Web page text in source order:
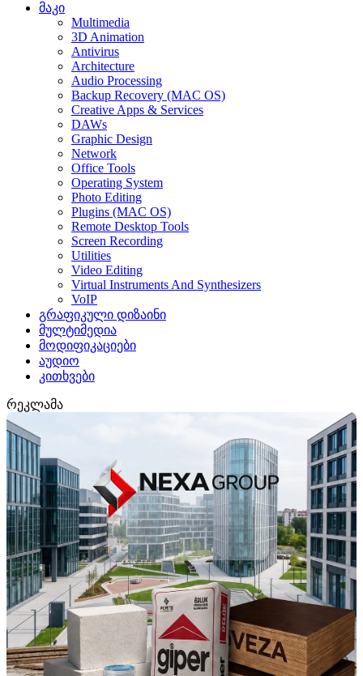
მაკი
Multimedia
3D Animation
Antivirus
Architecture
Audio Processing
Backup Recovery (MAC OS)
Creative Apps & Services
DAWs
Graphic Design
Network
Office Tools
Operating System
Photo Editing
Plugins (MAC OS)
Remote Desktop Tools
Screen Recording
Utilities
Video Editing
Virtual Instruments And Synthesizers
VoIP
გრაფიკული დიზაინი
მულტიმედია
მოდიფიკაციები
აუდიო
კითხვები
რეკლამა